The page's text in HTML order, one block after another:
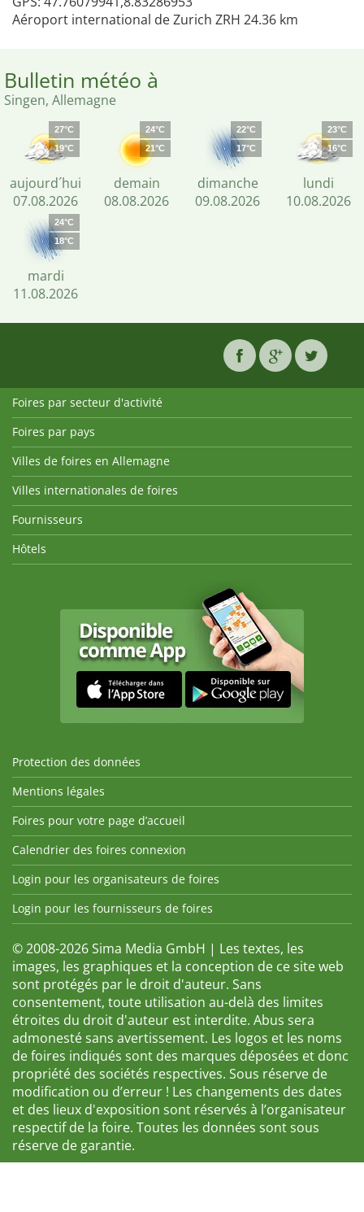
Aéroport international de Zurich ZRH 24.36 km
Bulletin météo à
Singen, Allemagne
27°C
19°C
aujourd´hui
07.08.2026
24°C
21°C
demain
08.08.2026
22°C
17°C
dimanche
09.08.2026
23°C
16°C
lundi
10.08.2026
24°C
18°C
mardi
11.08.2026
Foires par secteur d'activité
Foires par pays
Villes de foires en Allemagne
Villes internationales de foires
Fournisseurs
Hôtels
Protection des données
Mentions légales
Foires pour votre page d’accueil
Calendrier des foires connexion
Login pour les organisateurs de foires
Login pour les fournisseurs de foires
© 2008-2026 Sima Media GmbH | Les textes, les
images, les graphiques et la conception de ce site web
sont protégés par le droit d'auteur. Sans
consentement, toute utilisation au-delà des limites
étroites du droit d'auteur est interdite. Abus sera
admonesté sans avertissement. Les logos et les noms
de foires indiqués sont des marques déposées et donc
propriété des sociétés respectives. Sous réserve de
modification ou d’erreur ! Les changements des dates
et des lieux d'exposition sont réservés à l’organisateur
respectif de la foire. Toutes les données sont sous
réserve de garantie.